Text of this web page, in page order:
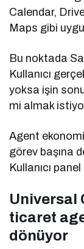
Calendar,
Maps gibi
Bu noktada
Kullanıcı
yoksa işin
mi almak
Agent
görev başına
Kullanıcı
Universal
ticaret
dönüyor